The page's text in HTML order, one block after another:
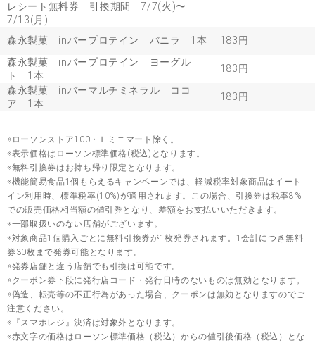
レシート無料券 引換期間 7/7(火)〜
7/13(月)
森永製菓 inバープロテイン バニラ 1本
183円
森永製菓 inバープロテイン ヨーグル
ト 1本
183円
森永製菓 inバーマルチミネラル ココ
ア 1本
183円
※ローソンストア100・Ｌミニマート除く。
※表示価格はローソン標準価格(税込)となります。
※無料引換券はお持ち帰り限定となります。
※機能簡易食品1個もらえるキャンペーンでは、軽減税率対象商品はイート
イン利用時、標準税率(10%)が適用されます。この場合、引換券は税率8%
での販売価格相当額の値引券となり、差額をお支払いいただきます。
※一部取扱いのない店舗がございます。
※対象商品1個購入ごとに無料引換券が1枚発券されます。1会計につき無料
券30枚まで発券可能となります。
※発券店舗と違う店舗でも引換は可能です。
※クーポン券下段に発行店コード・発行日時のないものは無効となります。
※偽造、転売等の不正行為があった場合、クーポンは無効となりますのでご
注意ください。
※『スマホレジ』決済は対象外となります。
※赤文字の価格はローソン標準価格（税込）からの値引後価格（税込）とな